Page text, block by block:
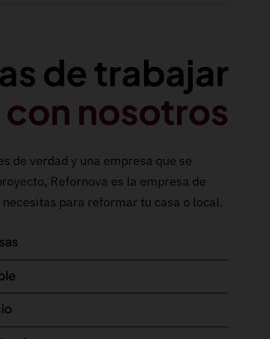
de trabajar
con nosotros
de verdad y una empresa que se
Refornova es la empresa de
necesitas para reformar tu casa o local.